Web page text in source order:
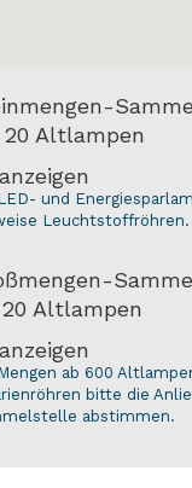
20 Altlampen
anzeigen
und
Leuchtstoffröhren.
Altlampen
anzeigen
ab 600
bitte die
abstimmen.